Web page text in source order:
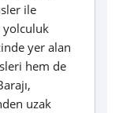
ile
yolculuk
yer alan
hem de
uzak